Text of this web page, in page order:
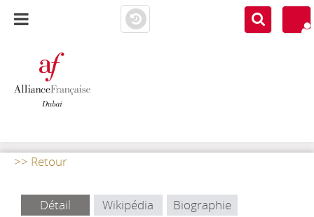
>> Retour
Détail Wikipédia Biographie